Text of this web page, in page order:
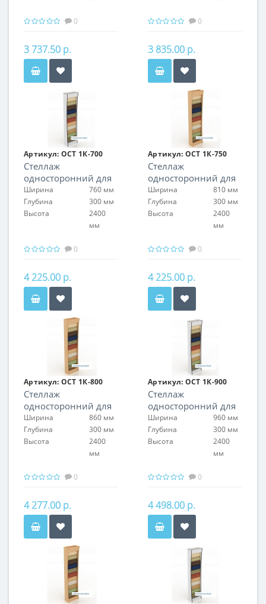
0
3 737.50 р.
0
3 835.00 р.
Артикул: ОСТ 1К-700
Стеллаж
односторонний для
обоев
Ширина
760 мм
Глубина
300 мм
Высота
2400
мм
0
4 225.00 р.
Артикул: ОСТ 1К-750
Стеллаж
односторонний для
обоев
Ширина
810 мм
Глубина
300 мм
Высота
2400
мм
0
4 225.00 р.
Артикул: ОСТ 1К-800
Стеллаж
односторонний для
обоев
Ширина
860 мм
Глубина
300 мм
Высота
2400
мм
0
4 277.00 р.
Артикул: ОСТ 1К-900
Стеллаж
односторонний для
обоев
Ширина
960 мм
Глубина
300 мм
Высота
2400
мм
0
4 498.00 р.